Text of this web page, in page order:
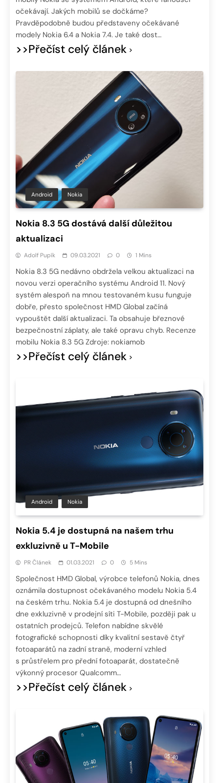
očekávají. Jakých mobilů se dočkáme?
Pravděpodobně budou představeny očekávané
modely Nokia 6.4 a Nokia 7.4. Je také dost…
>>Přečíst celý článek
Android Nokia
Nokia 8.3 5G dostává další důležitou
aktualizaci
Adolf Pupík 09.03.2021 0 1 Mins
Nokia 8.3 5G nedávno obdržela velkou aktualizaci na
novou verzi operačního systému Android 11. Nový
systém alespoň na mnou testovaném kusu funguje
dobře, přesto společnost HMD Global začíná
vypouštět další aktualizaci. Ta obsahuje březnové
bezpečnostní záplaty, ale také opravu chyb. Recenze
mobilu Nokia 8.3 5G Zdroje: nokiamob
>>Přečíst celý článek
Android Nokia
Nokia 5.4 je dostupná na našem trhu
exkluzivně u T-Mobile
PR Článek 01.03.2021 0 5 Mins
Společnost HMD Global, výrobce telefonů Nokia, dnes
oznámila dostupnost očekávaného modelu Nokia 5.4
na českém trhu. Nokia 5.4 je dostupná od dnešního
dne exkluzivně v prodejní síti T-Mobile, později pak u
ostatních prodejců. Telefon nabídne skvělé
fotografické schopnosti díky kvalitní sestavě čtyř
fotoaparátů na zadní straně, moderní vzhled
s průstřelem pro přední fotoaparát, dostatečně
výkonný procesor Qualcomm…
>>Přečíst celý článek